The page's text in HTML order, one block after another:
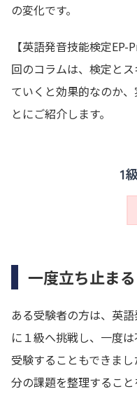
の変化です。
【英語発音技能検定
回のコラムは、検定と
ていくと効果的なのか
とにご紹介します。
一度立ち止ま
ある受験者の方は、英
に１級へ挑戦し、一度
受験することもできま
分の課題を整理すること